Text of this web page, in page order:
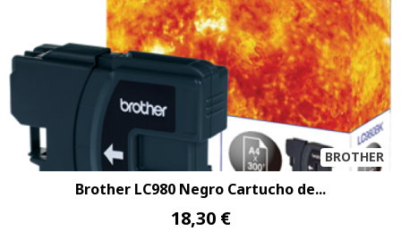
BROTHER
Brother LC980 Negro Cartucho de...
18,30 €